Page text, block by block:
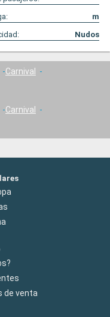
m
Nudos
Carnival
Carnival
de venta